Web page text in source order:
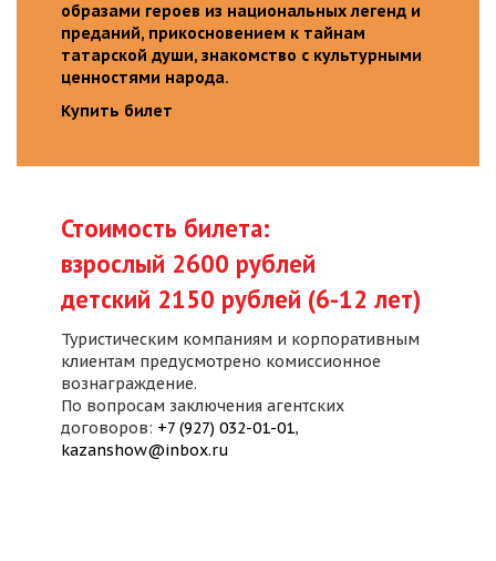
образами героев из национальных легенд и
преданий, прикосновением к тайнам
татарской души, знакомство с культурными
ценностями народа.
Купить билет
Стоимость билета:
взрослый 2600 рублей
детский 2150 рублей (6-12 лет)
Туристическим компаниям и корпоративным
клиентам предусмотрено комиссионное
вознаграждение.
По вопросам заключения агентских
договоров: +7 (927) 032-01-01,
kazanshow@inbox.ru